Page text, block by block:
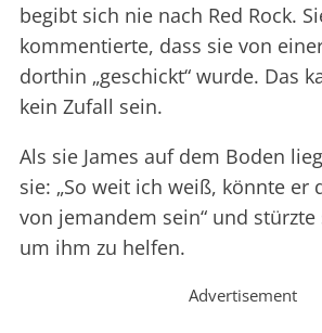
begibt sich nie nach Red Rock.
kommentierte, dass sie von
dorthin „geschickt“ wurde. Das
kein Zufall sein.
Als sie James auf dem Boden
sie: „So weit ich weiß, könnte er
von jemandem sein“ und
um ihm zu helfen.
Advertisement